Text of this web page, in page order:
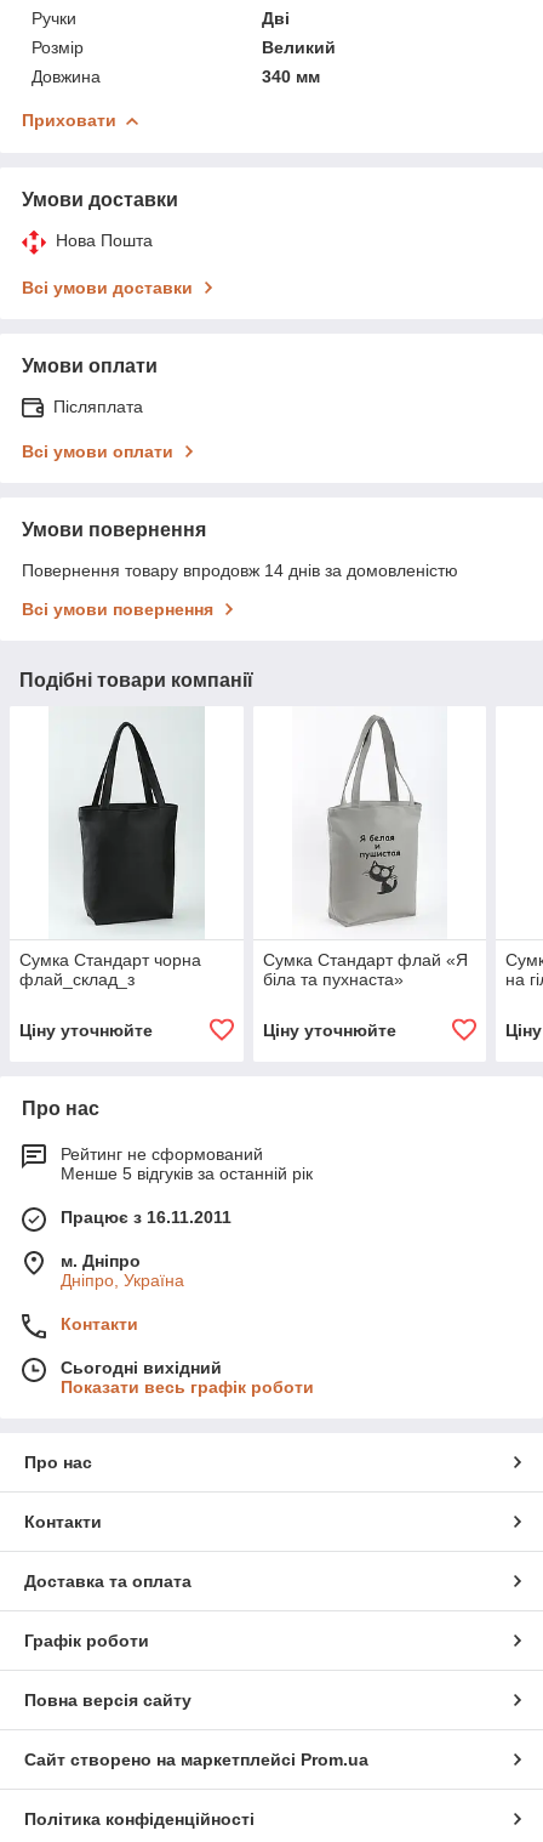
Ручки
Дві
Розмір
Великий
Довжина
340 мм
Приховати
Умови доставки
Нова Пошта
Всі умови доставки
Умови оплати
Післяплата
Всі умови оплати
Умови повернення
Повернення товару впродовж 14 днів за домовленістю
Всі умови повернення
Подібні товари компанії
Сумка Стандарт чорна
флай_склад_з
Ціну уточнюйте
Сумка Стандарт флай «Я
біла та пухнаста»
Ціну уточнюйте
на
Про нас
Рейтинг не сформований
Менше 5 відгуків за останній рік
Працює з 16.11.2011
м. Дніпро
Дніпро, Україна
Контакти
Сьогодні вихідний
Показати весь графік роботи
Про нас
Контакти
Доставка та оплата
Графік роботи
Повна версія сайту
Сайт створено на маркетплейсі Prom.ua
Політика конфіденційності